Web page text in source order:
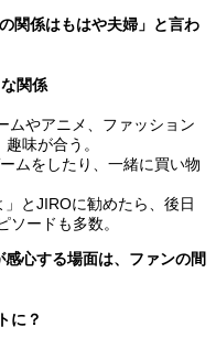
関係はもはや夫婦」と言わ
関係
ムやアニメ、ファッション
味が合う。
ムをしたり、一緒に買い物
とJIROに勧めたら、後日
ードも多数。
心する場面は、ファンの間
に？